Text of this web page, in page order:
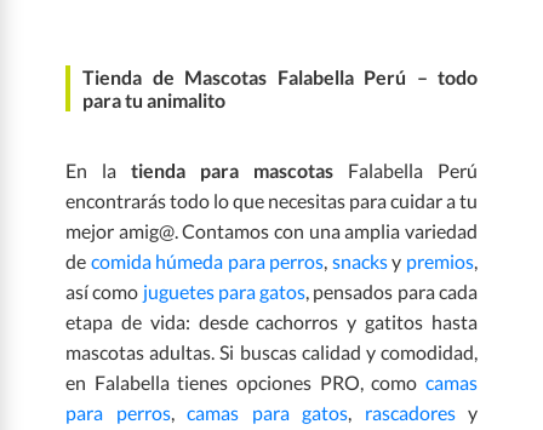
Tienda de Mascotas Falabella Perú – todo
para tu animalito
En la tienda para mascotas Falabella Perú
encontrarás todo lo que necesitas para cuidar a tu
mejor amig@. Contamos con una amplia variedad
de comida húmeda para perros, snacksy premios,
así como juguetes para gatos, pensados para cada
etapa de vida: desde cachorros y gatitos hasta
mascotas adultas. Si buscas calidad y comodidad,
en Falabella tienes opciones PRO, como camas
para perros, camas para gatos, rascadoresy